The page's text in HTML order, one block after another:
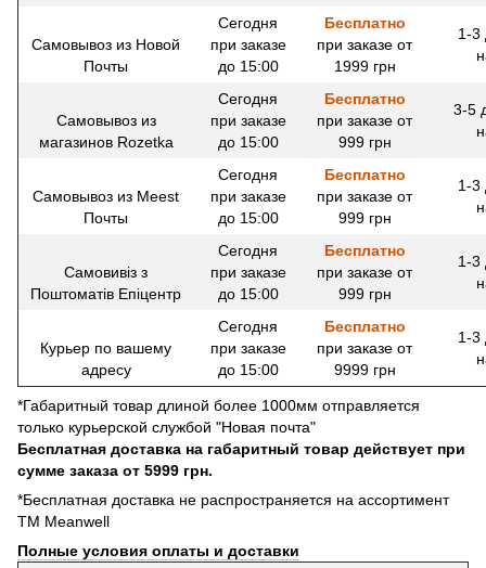
Самовывоз из Новой
Почты
Сегодня
при заказе
до 15:00
Бесплатно
при заказе от
1999 грн
1-3
Самовывоз из
магазинов Rozetka
Сегодня
при заказе
до 15:00
Бесплатно
при заказе от
999 грн
3-5
Самовывоз из Meest
Почты
Сегодня
при заказе
до 15:00
Бесплатно
при заказе от
999 грн
1-3
Самовивіз з
Поштоматів Епіцентр
Сегодня
при заказе
до 15:00
Бесплатно
при заказе от
999 грн
1-3
Курьер по вашему
адресу
Сегодня
при заказе
до 15:00
Бесплатно
при заказе от
9999 грн
1-3
*Габаритный товар длиной более 1000мм отправляется
только курьерской службой "Новая почта"
Бесплатная доставка на габаритный товар действует при
сумме заказа от 5999 грн.
*Бесплатная доставка не распространяется на ассортимент
ТМ Meanwell
Полные условия оплаты и доставки